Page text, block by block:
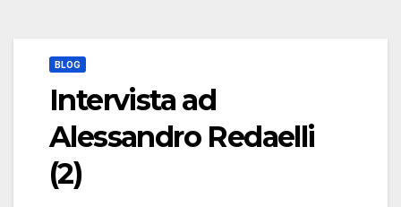
BLOG
Intervista ad
Alessandro Redaelli
(2)